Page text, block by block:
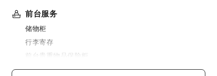
前台服务
储物柜
行李寄存
前台贵重物品保险柜